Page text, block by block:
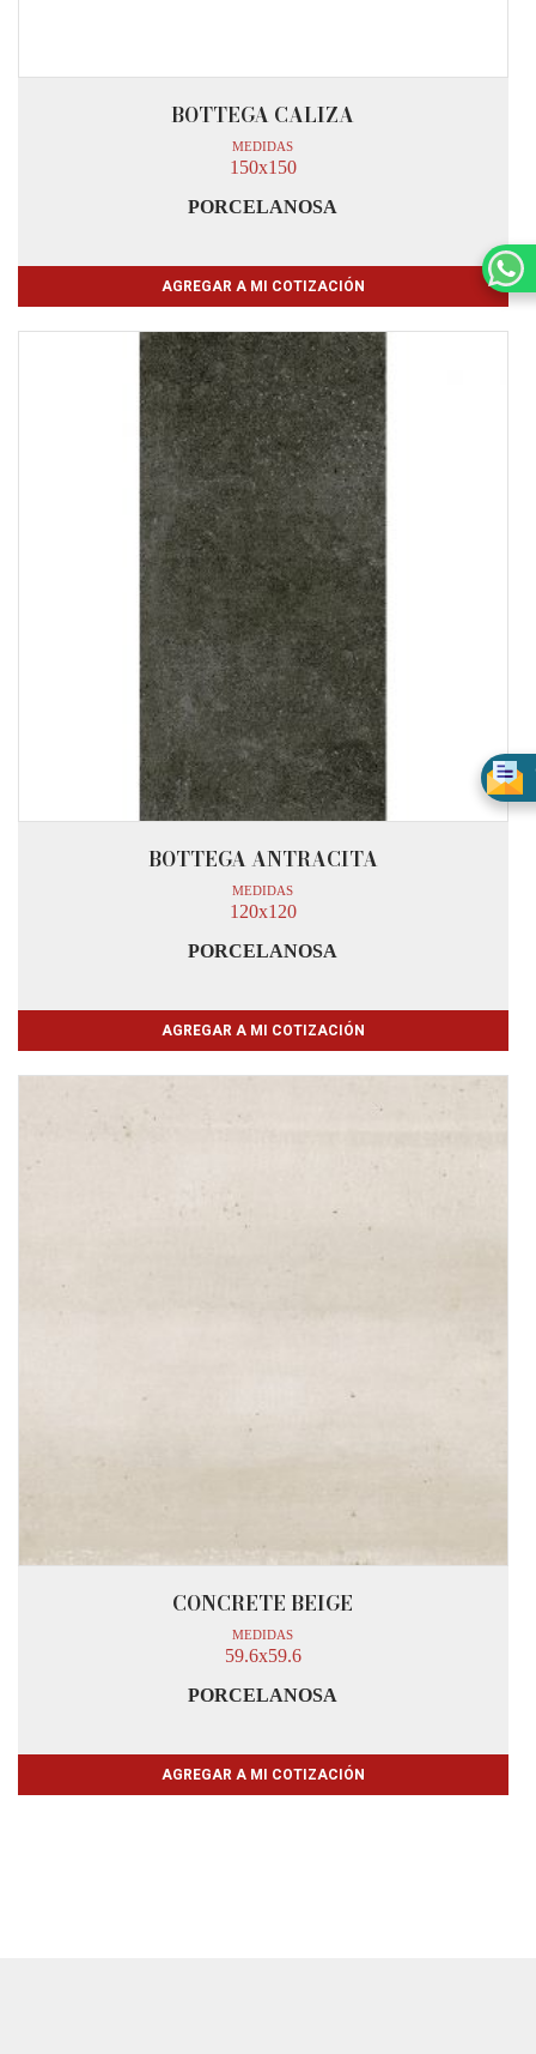
BOTTEGA CALIZA
MEDIDAS
150x150
PORCELANOSA
AGREGAR A MI COTIZACIÓN
BOTTEGA ANTRACITA
MEDIDAS
120x120
PORCELANOSA
AGREGAR A MI COTIZACIÓN
CONCRETE BEIGE
MEDIDAS
59.6x59.6
PORCELANOSA
AGREGAR A MI COTIZACIÓN